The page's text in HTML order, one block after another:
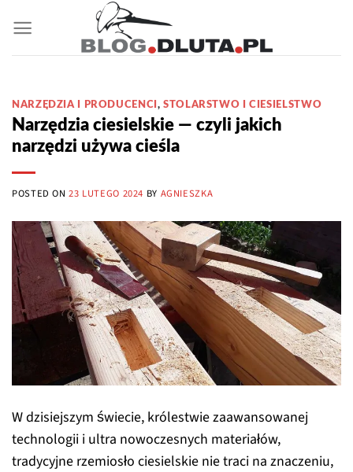
do
zawartości
NARZĘDZIA I PRODUCENCI ,STOLARSTWO I CIESIELSTWO
Narzędzia ciesielskie — czyli jakich
narzędzi używa cieśla
POSTED ON23 LUTEGO 2024 BY AGNIESZKA
W dzisiejszym świecie, królestwie zaawansowanej
technologii i ultra nowoczesnych materiałów,
tradycyjne rzemiosło ciesielskie nie traci na znaczeniu,